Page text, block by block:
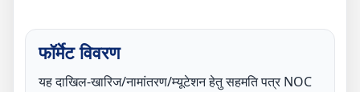
फॉर्मेट विवरण
यह दाखिल-खारिज/नामांतरण/म्यूटेशन हेतु सहमति पत्र NOC